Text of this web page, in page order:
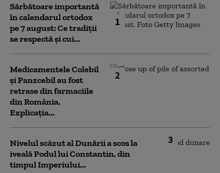
1
Sărbătoare importantă
în calendarul ortodox
pe 7 august: Ce tradiții
se respectă și cui...
2
Medicamentele Colebil
și Panzcebil au fost
retrase din farmaciile
din România.
Explicația...
3
Nivelul scăzut al Dunării a scos la
iveală Podul lui Constantin, din
timpul Imperiului...